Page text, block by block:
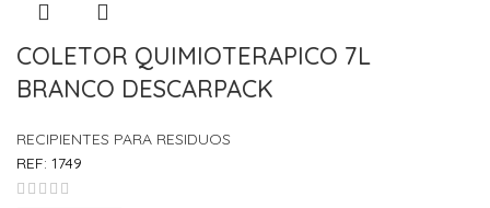
COLETOR QUIMIOTERAPICO 7L
BRANCO DESCARPACK
RECIPIENTES PARA RESIDUOS
REF: 1749